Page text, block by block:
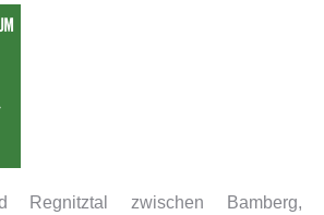
Regnitztal zwischen Bamberg,